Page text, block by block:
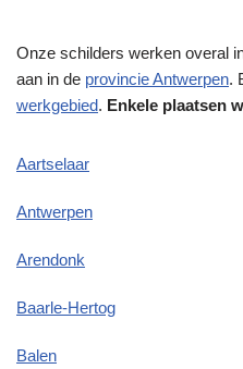
Onze schilders werken overal
aan in de provincie Antwerpen.
werkgebied. Enkele plaatsen
Aartselaar
Antwerpen
Arendonk
Baarle-Hertog
Balen